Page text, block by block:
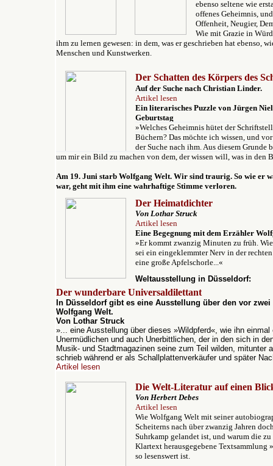
ebenso seltene wie
offenes Geheimnis,
Offenheit, Neugier,
Wie mit Grazie in
ihm zu lernen gewesen: in dem, was er geschrieben hat ebenso,
Menschen und Kunstwerken.
Der Schatten des Körpers des
Auf der Suche nach Christian Linder.
Artikel lesen
Ein literarisches Puzzle von Jürgen
Geburtstag
»Welches Geheimnis hütet der
Büchern? Das möchte ich wissen, und
der Suche nach ihm. Aus diesem
um mir ein Bild zu machen von dem, der wissen will, was in den
Am 19. Juni starb Wolfgang Welt. Wir sind traurig. So wie er
war, geht mit ihm eine wahrhaftige Stimme verloren.
Der Heimatdichter
Von Lothar Struck
Artikel lesen
Eine Begegnung mit dem Erzähler
»Er kommt zwanzig Minuten zu früh.
sei ein eingeklemmter Nerv in der
eine große Apfelschorle...«
Weltausstellung in Düsseldorf:
Der wunderbare Universaldilettant
In Düsseldorf gibt es eine Ausstellung über den vor
Wolfgang Welt.
Von Lothar Struck
»... eine Ausstellung über dieses »Wildpferd«, wie ihn
Unermüdlichen und auch Unerbittlichen, der in den sich in
Musik- und Stadtmagazinen seine zum Teil wilden, mitunter
schrieb während er als Schallplattenverkäufer und später
Artikel lesen
Die Welt-Literatur auf einen
Von Herbert Debes
Artikel lesen
Wie Wolfgang Welt mit seiner
Scheiterns nach über zwanzig Jahren
Suhrkamp gelandet ist, und warum die
Klartext herausgegebene Textsammlung
so lesenswert ist.